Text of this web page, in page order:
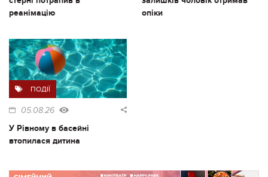
реанімацію
опіки
ПОДІЇ
05.08.26
У Рівному в басейні
втопилася дитина